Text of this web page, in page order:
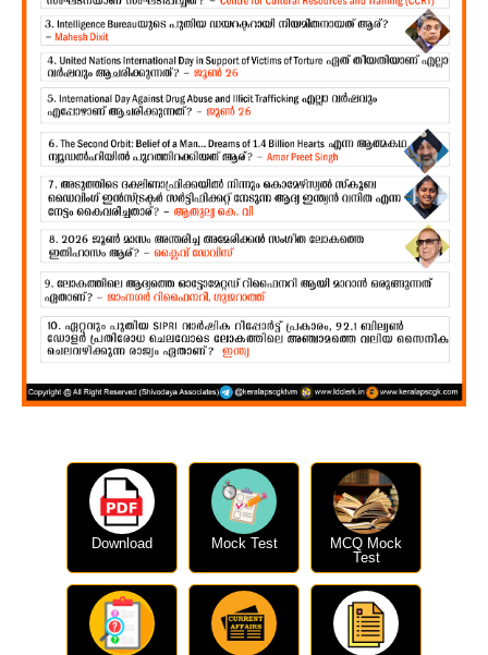
Download Mock Test
MCQ Mock
Test